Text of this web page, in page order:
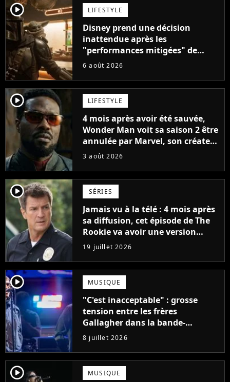
player2 LIFESTYLE
Disney prend une décision
inattendue après les
"performances mitigées" de
Vaiana et The Mandalorian &
6 août 2026
player2 LIFESTYLE
4 mois après avoir été sauvée,
Wonder Man voit sa saison 2 être
annulée par Marvel, son créateur
sort du silence : "Les contrats
3 août 2026
player2 SÉRIES
Jamais vu à la télé : 4 mois après
sa diffusion, cet épisode de The
Rookie va avoir une version
longue en streaming
19 juillet 2026
player2 MUSIQUE
"C'est inacceptable" : grosse
tension entre les frères
Gallagher dans la bande-
annonce du documentaire sur
Oasis
8 juillet 2026
player2 MUSIQUE